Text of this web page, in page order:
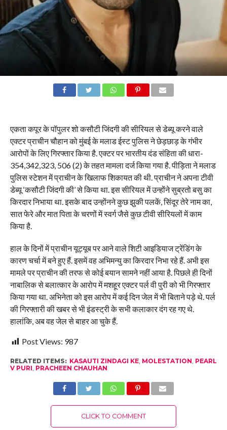
एकता कपूर के पॉपुलर शो कसौटी जिंदगी की सीरियल से डेब्यू करने वाले
एक्टर प्राचीन चौहान को मुंबई के मलाड ईस्ट पुलिस ने छेड़छाड़ के गंभीर
आरोपों के लिए गिरफ्तार किया है. एक्टर पर भारतीय दंड संहिता की धारा-
354,342,323, 506 (2) के तहत मामला दर्ज किया गया है. पीड़िता ने मलाड
पुलिस स्टेशन में प्राचीन के खिलाफ शिकायत की थी. प्राचीन ने अपना टीवी
डेब्यू ‘कसौटी जिंदगी की’ से किया था. इस सीरियल में उन्होंने सुब्रतो बसु का
किरदार निभाया था. इसके बाद उन्होंनने कुछ झुकी पलकें, सिंदूर तेरे नाम का,
सात फेरे और मात पिता के चरणों में स्वर्ग जैसे कुछ टीवी सीरियलों में काम
किया है.
हाल के दिनों में प्राचीन यूट्यूब पर आने वाले शिटी आइडियाज ट्रेंडिंग के
कारण चर्चा में बने हुए हैं. इसमें वह अभिमन्यु का किरदार निभा रहे हैं. अभी इस
मामले पर प्राचीन की तरफ से कोई बयान सामने नहीं आया है. पिछले ही दिनों
नाबालिक से बलात्कार के आरोप में मशहूर एक्टर पर्ल वी पुरी को भी गिरफ्तार
किया गया था. अभिनेता को इस आरोप में कई दिन जेल में भी बिताने पड़े थे. पर्ल
की गिरफ्तारी की खबर से भी इंडस्ट्री के सभी कलाकार दंग रह गए थे.
हालांकि, अब वह जेल से बाहर आ चुके हैं.
Post Views: 987
RELATED ITEMS: KASAUTI ZINDAGI KE, MOLESTATION PEARL
V PURI PRACHEEN CHAUHAN
CLICK TO COMMENT